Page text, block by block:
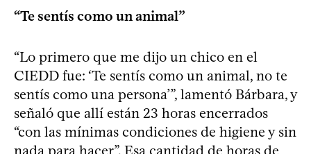
“Te sentís como un animal”
“Lo primero que me dijo un chico en el
CIEDD fue: ‘Te sentís como un animal, no te
sentís como una persona’”, lamentó Bárbara, y
señaló que allí están 23 horas encerrados
“con las mínimas condiciones de higiene y sin
nada para hacer”. Esa cantidad de horas de